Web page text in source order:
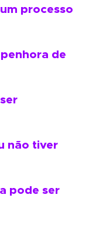
processo
de
não tiver
pode ser